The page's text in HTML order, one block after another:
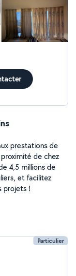
prestations de
de chez
4,5 millions de
et facilitez
projets !
Particulier